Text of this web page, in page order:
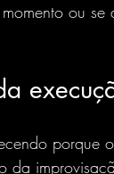
ou
porque
da